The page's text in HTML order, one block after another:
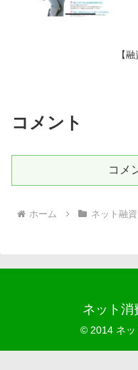
【
コメント
コメ
ホーム ネット融資
ネット消
© 2014 ネッ